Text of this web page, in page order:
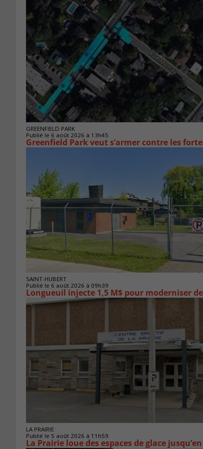
GREENFIELD PARK
Publié le 6 août 2026 à 13h45
Greenfield Park veut
SAINT-HUBERT
Publié le 6 août 2026 à 09h39
Longueuil injecte 1,5 M$ pour moderniser
LA PRAIRIE
Publié le 5 août 2026 à 11h59
La Prairie loue des espaces de glace